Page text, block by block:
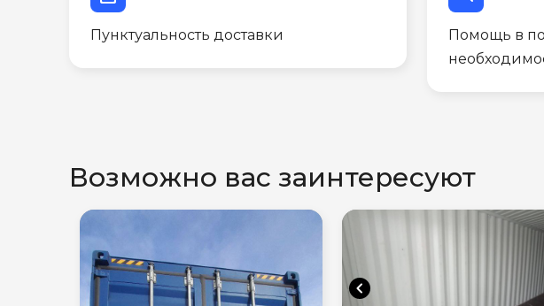
Пунктуальность доставки
Помощь в
Возможно вас заинтересуют
chevron_left